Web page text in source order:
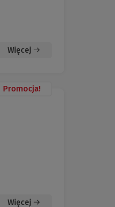
Więcej
Promocja!
Więcej